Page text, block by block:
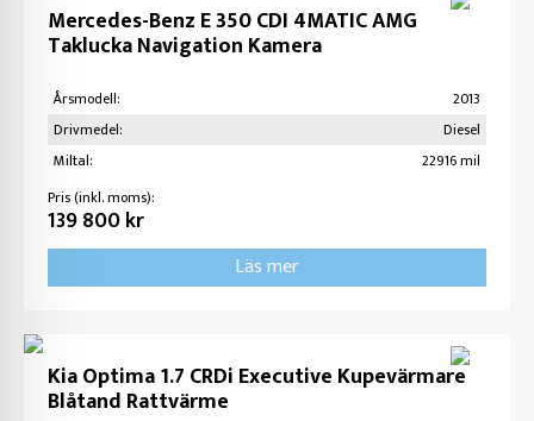
Mercedes-Benz E 350 CDI 4MATIC AMG
Taklucka Navigation Kamera
Årsmodell:
2013
Drivmedel:
Diesel
Miltal:
22916 mil
Pris (inkl. moms):
139 800 kr
Läs mer
Kia Optima 1.7 CRDi Executive Kupevärmare
Blåtand Rattvärme